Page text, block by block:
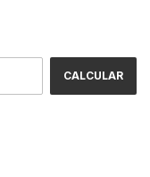
CALCULAR